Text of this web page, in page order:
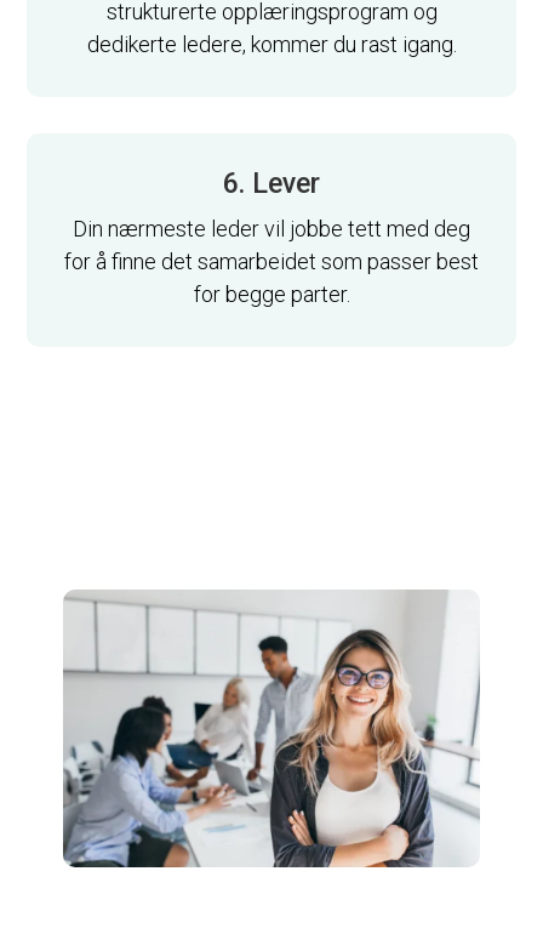
strukturerte opplæringsprogram og
dedikerte ledere, kommer du rast igang.
6. Lever
Din nærmeste leder vil jobbe tett med deg
for å finne det samarbeidet som passer best
for begge parter.